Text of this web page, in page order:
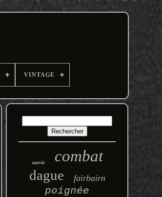
VINTAGE
survie combat
dague fairbairn
poignée